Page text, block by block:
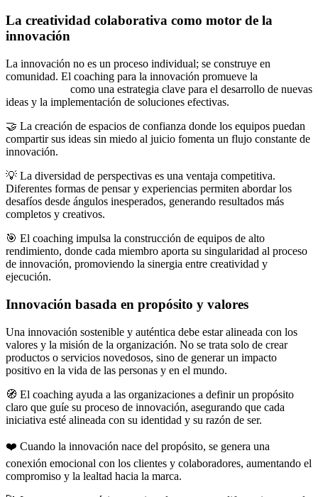
La creatividad colaborativa como motor de la
innovación
La innovación no es un proceso individual; se construye en
comunidad. El coaching para la innovación promueve la
como una estrategia clave para el desarrollo de nuevas
ideas y la implementación de soluciones efectivas.
🤝 La creación de espacios de confianza donde los equipos puedan
compartir sus ideas sin miedo al juicio fomenta un flujo constante de
innovación.
💡 La diversidad de perspectivas es una ventaja competitiva.
Diferentes formas de pensar y experiencias permiten abordar los
desafíos desde ángulos inesperados, generando resultados más
completos y creativos.
🎯 El coaching impulsa la construcción de equipos de alto
rendimiento, donde cada miembro aporta su singularidad al proceso
de innovación, promoviendo la sinergia entre creatividad y
ejecución.
Innovación basada en propósito y valores
Una innovación sostenible y auténtica debe estar alineada con los
valores y la misión de la organización. No se trata solo de crear
productos o servicios novedosos, sino de generar un impacto
positivo en la vida de las personas y en el mundo.
🧭 El coaching ayuda a las organizaciones a definir un propósito
claro que guíe su proceso de innovación, asegurando que cada
iniciativa esté alineada con su identidad y su razón de ser.
❤️ Cuando la innovación nace del propósito, se genera una
conexión emocional con los clientes y colaboradores, aumentando el
compromiso y la lealtad hacia la marca.